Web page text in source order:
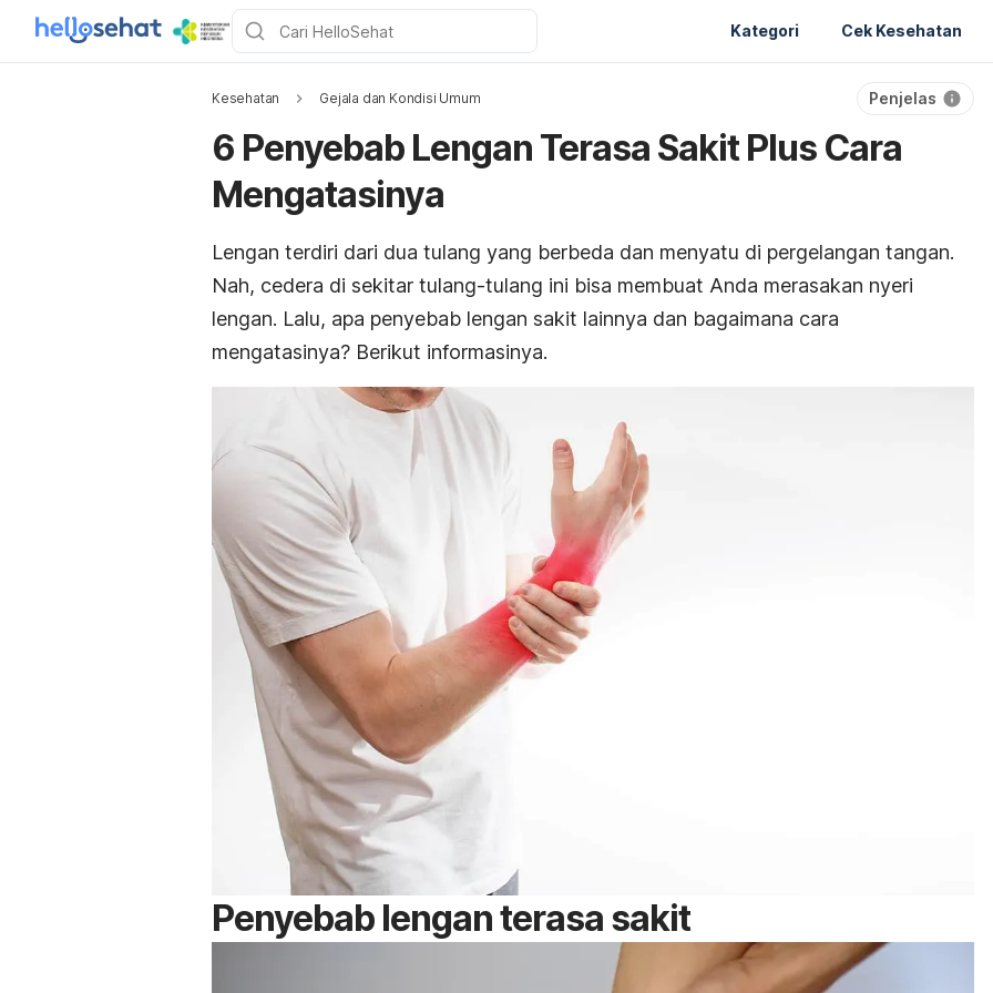
Kategori Cek Kesehatan
Kesehatan Gejala dan Kondisi Umum Penjelas
6 Penyebab Lengan Terasa Sakit Plus Cara
Mengatasinya
Lengan terdiri dari dua tulang yang berbeda dan menyatu di pergelangan tangan.
Nah, cedera di sekitar tulang-tulang ini bisa membuat Anda merasakan nyeri
lengan. Lalu, apa penyebab lengan sakit lainnya dan bagaimana cara
mengatasinya? Berikut informasinya.
Penyebab lengan terasa sakit